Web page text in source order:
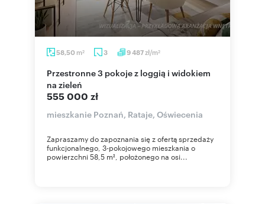
58,50 m2 3 9 487zł/m2
Przestronne 3 pokoje z loggią i widokiem
na zieleń
555 000 zł
mieszkanie Poznań, Rataje, Oświecenia
Zapraszamy do zapoznania się z ofertą sprzedaży
funkcjonalnego, 3-pokojowego mieszkania o
powierzchni 58,5 m², położonego na osi...